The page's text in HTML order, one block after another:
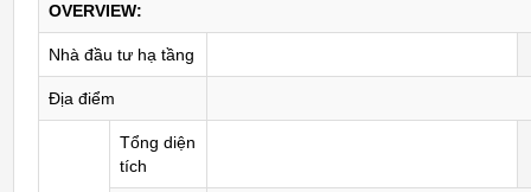
OVERVIEW:
Nhà đầu tư hạ tầng
Địa điểm
Tổng diện
tích